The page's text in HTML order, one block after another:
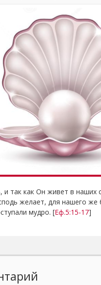
так как Он живет в наших
желает, для нашего
мудро. [Еф.5:15-17]